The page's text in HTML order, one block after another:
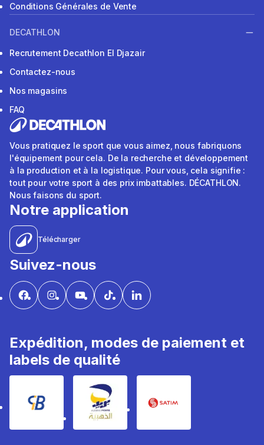
Conditions Générales de Vente
DECATHLON
Recrutement Decathlon El Djazair
Contactez-nous
Nos magasins
FAQ
Vous pratiquez le sport que vous aimez, nous fabriquons
l'équipement pour cela. De la recherche et développement
à la production et à la logistique. Pour vous, cela signifie :
tout pour votre sport à des prix imbattables. DÉCATHLON.
Nous faisons du sport.
Notre application
Télécharger
Suivez-nous
Expédition, modes de paiement et
labels de qualité